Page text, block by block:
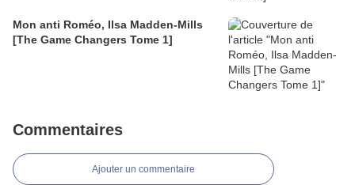
Mon anti Roméo, Ilsa Madden-Mills
[The Game Changers Tome 1]
Commentaires
Ajouter un commentaire